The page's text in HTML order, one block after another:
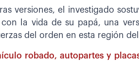
versiones, el investigado
la vida de su papá, una
del orden en esta región
robado, autopartes y